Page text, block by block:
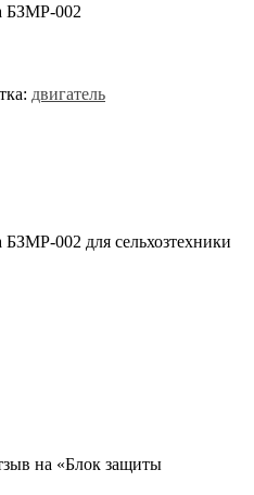
БЗМР-002
двигатель
002 для сельхозтехники
на «Блок защиты